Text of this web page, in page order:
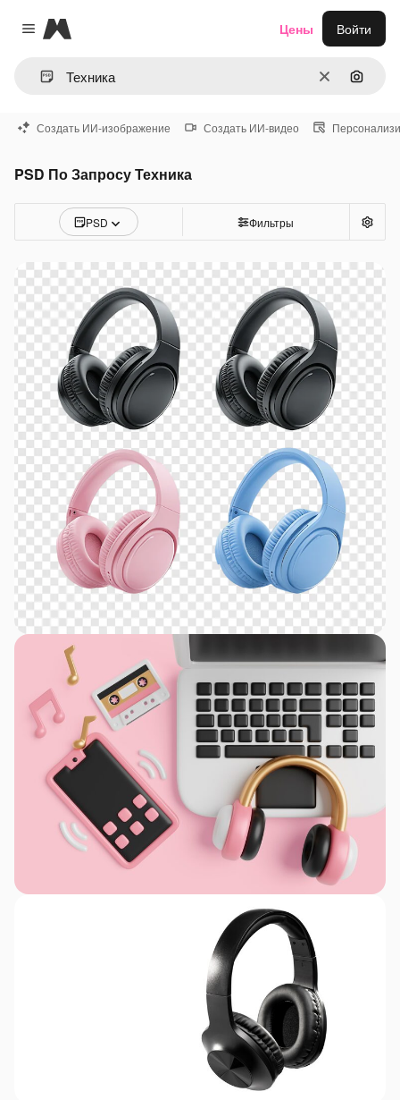
Close menu
Magnific
ОчиститьПоиск
Цены Войти
Создать ИИ-изображение Создать ИИ-видео
PSD По Запросу Техника
PSD Фильтры